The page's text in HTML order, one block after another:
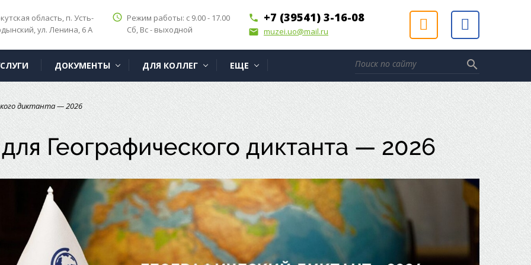
область, п. Усть-
ул. Ленина, 6 А
access_time Режим работы: с 9.00 - 17.00
Сб, Вс - выходной
phone +7 (39541) 3-16-08
email muzei.uo@mail.ru
ДОКУМЕНТЫ ДЛЯ КОЛЛЕГ
ЕЩЕ
search
диктанта — 2026
Географического диктанта — 2026